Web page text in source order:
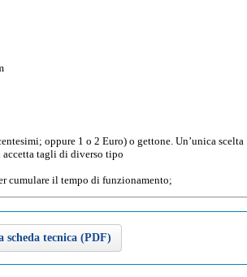
oppure 1 o 2 Euro) o gettone. Un’unica scelta
tagli di diverso tipo
cumulare il tempo di funzionamento;
scheda tecnica (PDF)